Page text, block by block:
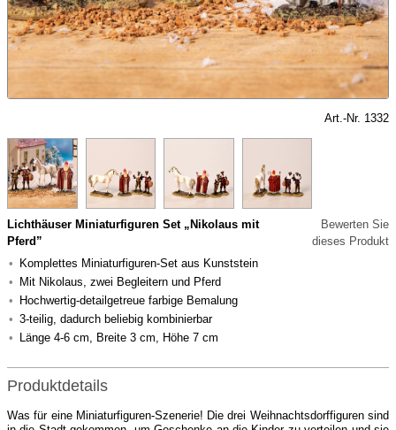
Art.-Nr. 1332
Lichthäuser Miniaturfiguren Set „Nikolaus mit
Pferd”
Komplettes Miniaturfiguren-Set aus Kunststein
Mit Nikolaus, zwei Begleitern und Pferd
Hochwertig-detailgetreue farbige Bemalung
3-teilig, dadurch beliebig kombinierbar
Länge 4-6 cm, Breite 3 cm, Höhe 7 cm
Bewerten Sie
dieses Produkt
Produktdetails
Was für eine Miniaturfiguren-Szenerie! Die drei Weihnachtsdorffiguren sind